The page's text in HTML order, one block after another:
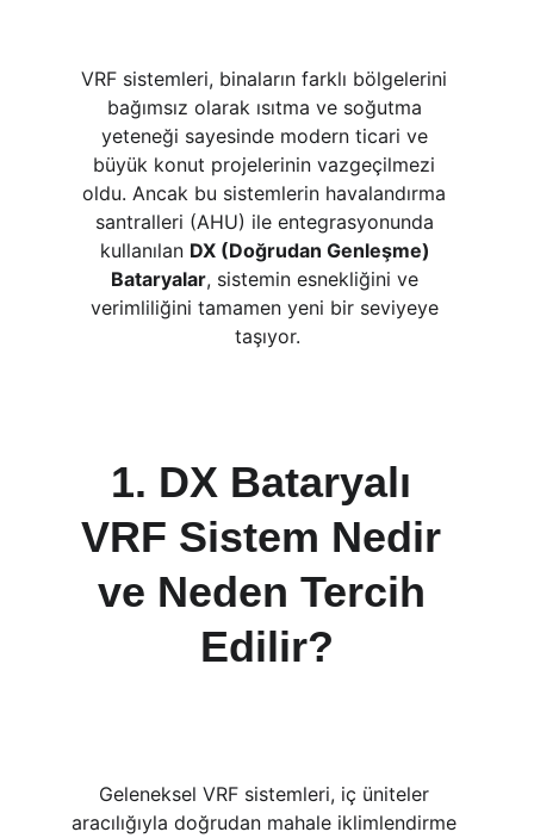
VRF sistemleri, binaların farklı bölgelerini
bağımsız olarak ısıtma ve soğutma
yeteneği sayesinde modern ticari ve
büyük konut projelerinin vazgeçilmezi
oldu. Ancak bu sistemlerin havalandırma
santralleri (AHU) ile entegrasyonunda
kullanılan DX (Doğrudan Genleşme)
Bataryalar, sistemin esnekliğini ve
verimliliğini tamamen yeni bir seviyeye
taşıyor.
1. DX Bataryalı
VRF Sistem Nedir
ve Neden Tercih
Edilir?
Geleneksel VRF sistemleri, iç üniteler
aracılığıyla doğrudan mahale iklimlendirme